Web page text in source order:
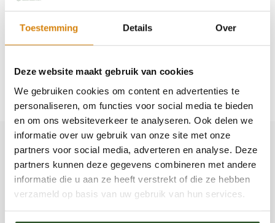
Toestemming Details Over
Deze website maakt gebruik van cookies
We gebruiken cookies om content en advertenties te
personaliseren, om functies voor social media te bieden
en om ons websiteverkeer te analyseren. Ook delen we
informatie over uw gebruik van onze site met onze
partners voor social media, adverteren en analyse. Deze
partners kunnen deze gegevens combineren met andere
informatie die u aan ze heeft verstrekt of die ze hebben
verzameld op basis van uw gebruik van hun services.
dood gaan).
Struiken/bomen te planten. Er deze planten
leveren veel voedsel.
najaar maaien levert i.p.v. saai groen gras een
moet wel wat geduld hebben).
Jaap Molenaar
278 artikelen